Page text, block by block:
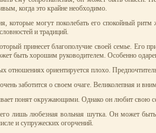
когда это крайне необходимо.
которые могут поколебать его спокойный
и традиций.
принесет благополучие своей семье. Его
быть хорошим руководителем. Особенно
отношениях ориентируется плохо.
заботится о своем очаге. Великолепная и
понят окружающими. Однако он любит свою
лишь любезная вольная шутка. Он может
и супружеских огорчений.